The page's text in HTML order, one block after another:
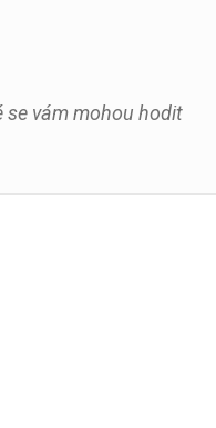
se vám mohou hodit